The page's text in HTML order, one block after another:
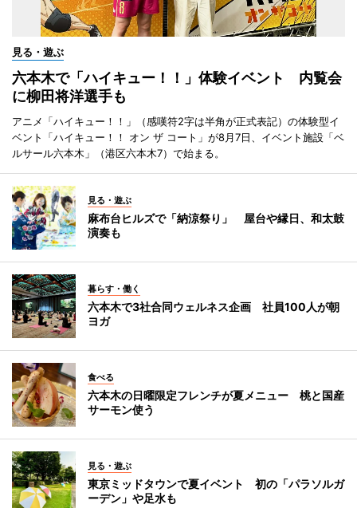
見る・遊ぶ
六本木で「ハイキュー！！」体験イベント 内覧会
に柳田将洋選手も
アニメ「ハイキュー！！」（感嘆符2字は半角が正式表記）の体験型イ
ベント「ハイキュー！！ オン ザ コート」が8月7日、イベント施設「ベ
ルサール六本木」（港区六本木7）で始まる。
見る・遊ぶ
麻布台ヒルズで「納涼祭り」 屋台や縁日、和太鼓
演奏も
暮らす・働く
六本木で3社合同ウェルネス企画 社員100人が朝
ヨガ
食べる
六本木の日曜限定フレンチが夏メニュー 桃と国産
サーモン使う
見る・遊ぶ
東京ミッドタウンで夏イベント 初の「パラソルガ
ーデン」や足水も